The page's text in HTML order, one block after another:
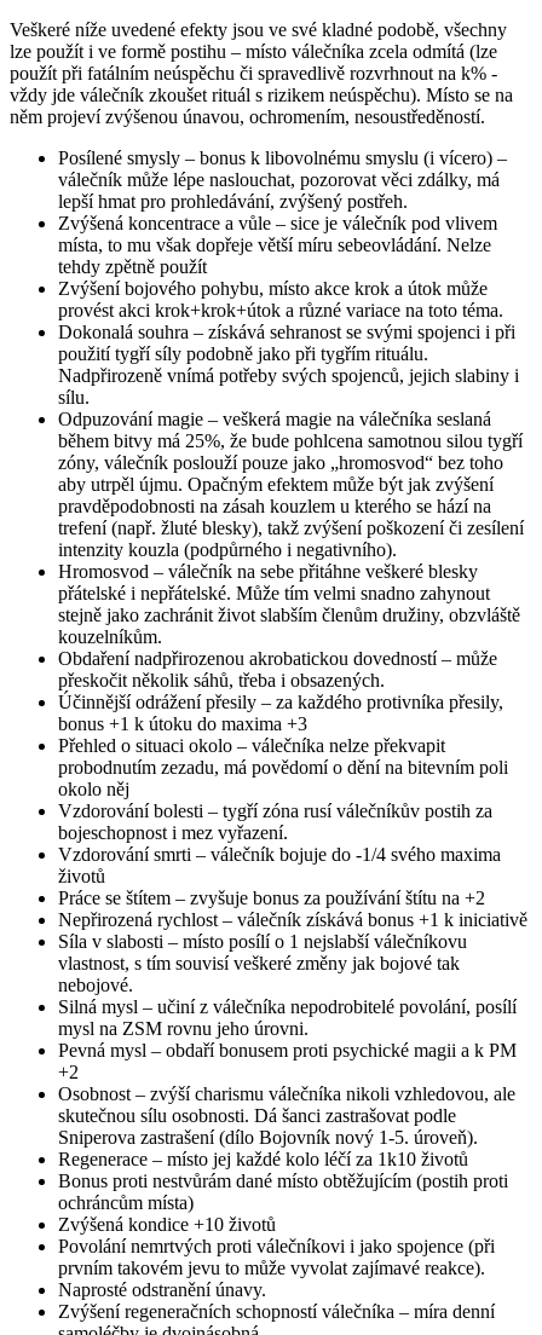
Veškeré níže uvedené efekty jsou ve své kladné podobě, všechny
lze použít i ve formě postihu – místo válečníka zcela odmítá (lze
použít při fatálním neúspěchu či spravedlivě rozvrhnout na k% -
vždy jde válečník zkoušet rituál s rizikem neúspěchu). Místo se na
něm projeví zvýšenou únavou, ochromením, nesoustředěností.
Posílené smysly – bonus k libovolnému smyslu (i vícero) –
válečník může lépe naslouchat, pozorovat věci zdálky, má
lepší hmat pro prohledávání, zvýšený postřeh.
Zvýšená koncentrace a vůle – sice je válečník pod vlivem
místa, to mu však dopřeje větší míru sebeovládání. Nelze
tehdy zpětně použít
Zvýšení bojového pohybu, místo akce krok a útok může
provést akci krok+krok+útok a různé variace na toto téma.
Dokonalá souhra – získává sehranost se svými spojenci i při
použití tygří síly podobně jako při tygřím rituálu.
Nadpřirozeně vnímá potřeby svých spojenců, jejich slabiny i
sílu.
Odpuzování magie – veškerá magie na válečníka seslaná
během bitvy má 25%, že bude pohlcena samotnou silou tygří
zóny, válečník poslouží pouze jako „hromosvod“ bez toho
aby utrpěl újmu. Opačným efektem může být jak zvýšení
pravděpodobnosti na zásah kouzlem u kterého se hází na
trefení (např. žluté blesky), takž zvýšení poškození či zesílení
intenzity kouzla (podpůrného i negativního).
Hromosvod – válečník na sebe přitáhne veškeré blesky
přátelské i nepřátelské. Může tím velmi snadno zahynout
stejně jako zachránit život slabším členům družiny, obzvláště
kouzelníkům.
Obdaření nadpřirozenou akrobatickou dovedností – může
přeskočit několik sáhů, třeba i obsazených.
Účinnější odrážení přesily – za každého protivníka přesily,
bonus +1 k útoku do maxima +3
Přehled o situaci okolo – válečníka nelze překvapit
probodnutím zezadu, má povědomí o dění na bitevním poli
okolo něj
Vzdorování bolesti – tygří zóna rusí válečníkův postih za
bojeschopnost i mez vyřazení.
Vzdorování smrti – válečník bojuje do -1/4 svého maxima
životů
Práce se štítem – zvyšuje bonus za používání štítu na +2
Nepřirozená rychlost – válečník získává bonus +1 k iniciativě
Síla v slabosti – místo posílí o 1 nejslabší válečníkovu
vlastnost, s tím souvisí veškeré změny jak bojové tak
nebojové.
Silná mysl – učiní z válečníka nepodrobitelé povolání, posílí
mysl na ZSM rovnu jeho úrovni.
Pevná mysl – obdaří bonusem proti psychické magii a k PM
+2
Osobnost – zvýší charismu válečníka nikoli vzhledovou, ale
skutečnou sílu osobnosti. Dá šanci zastrašovat podle
Sniperova zastrašení (dílo Bojovník nový 1-5. úroveň).
Regenerace – místo jej každé kolo léčí za 1k10 životů
Bonus proti nestvůrám dané místo obtěžujícím (postih proti
ochráncům místa)
Zvýšená kondice +10 životů
Povolání nemrtvých proti válečníkovi i jako spojence (při
prvním takovém jevu to může vyvolat zajímavé reakce).
Naprosté odstranění únavy.
Zvýšení regeneračních schopností válečníka – míra denní